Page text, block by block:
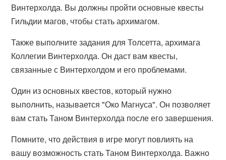
Винтерхолда. Вы должны пройти основные квесты
Гильдии магов, чтобы стать архимагом.
Также выполните задания для Толсетта, архимага
Коллегии Винтерхолда. Он даст вам квесты,
связанные с Винтерхолдом и его проблемами.
Один из основных квестов, который нужно
выполнить, называется "Око Магнуса". Он позволяет
вам стать Таном Винтерхолда после его завершения.
Помните, что действия в игре могут повлиять на
вашу возможность стать Таном Винтерхолда. Важно